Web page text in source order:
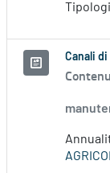
Canali